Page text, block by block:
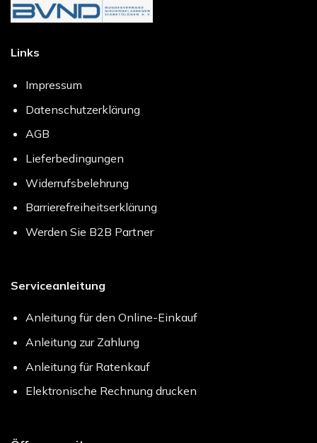
Links
Impressum
Datenschutzerklärung
AGB
Lieferbedingungen
Widerrufsbelehrung
Barrierefreiheitserklärung
Werden Sie B2B Partner
Serviceanleitung
Anleitung für den Online-Einkauf
Anleitung zur Zahlung
Anleitung für Ratenkauf
Elektronische Rechnung drucken